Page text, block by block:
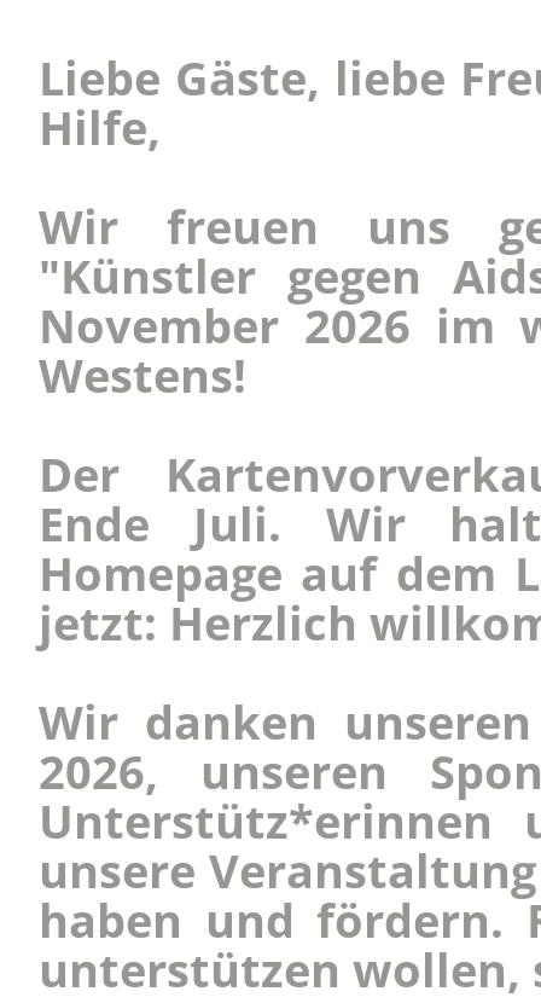
Liebe Gäste, liebe
Hilfe,
Wir freuen uns
"Künstler gegen
November 2026 im
Westens!
Der
Ende Juli. Wir
Homepage auf dem
jetzt: Herzlich
Wir danken
2026, unseren
Unterstütz*erinnen
unsere
haben und fördern.
unterstützen wollen,